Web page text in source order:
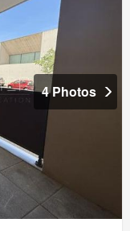
4 Photos